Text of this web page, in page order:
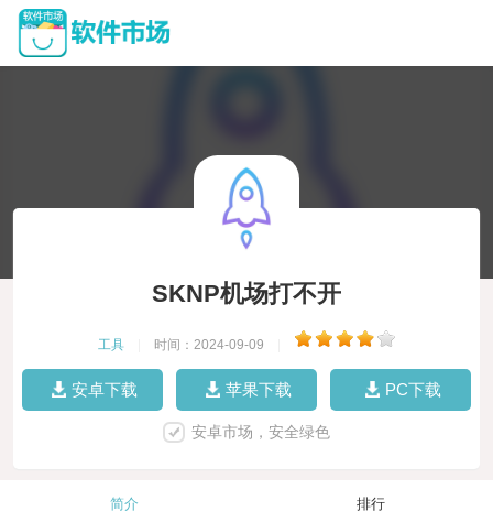
SKNP机场打不开
工具 时间：2024-09-09
安卓下载 苹果下载 PC下载
安卓市场，安全绿色
简介 排行